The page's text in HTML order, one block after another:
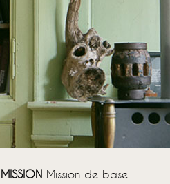
MISSION Mission de base